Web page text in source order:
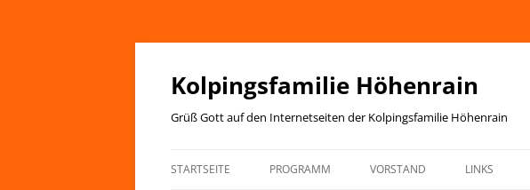
Zum
springen
Kolpingsfamilie Höhenrain
Grüß Gott auf den Internetseiten der Kolpingsfamilie Höhenrain
STARTSEITE PROGRAMM VORSTAND LINKS